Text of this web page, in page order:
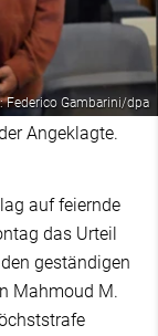
Federico Gambarini/dpa
Angeklagte.
auf feiernde
das Urteil
geständigen
Mahmoud M.